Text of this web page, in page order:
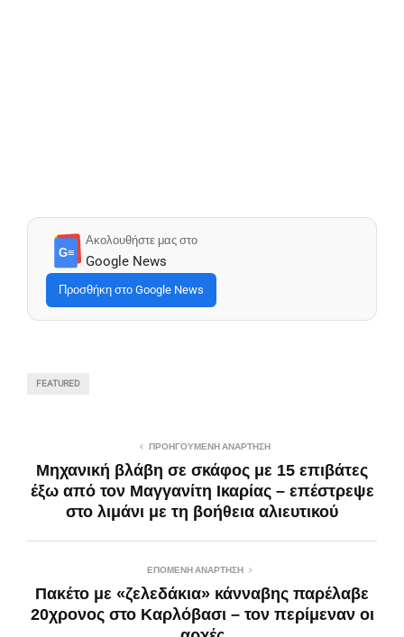
G≡
Ακολουθήστε μας στο
Google News
Προσθήκη στο Google News
FEATURED
ΠΡΟΗΓΟΎΜΕΝΗ ΑΝΆΡΤΗΣΗ
Μηχανική βλάβη σε σκάφος με 15 επιβάτες
έξω από τον Μαγγανίτη Ικαρίας – επέστρεψε
στο λιμάνι με τη βοήθεια αλιευτικού
ΕΠΌΜΕΝΗ ΑΝΆΡΤΗΣΗ
Πακέτο με «ζελεδάκια» κάνναβης παρέλαβε
20χρονος στο Καρλόβασι – τον περίμεναν οι